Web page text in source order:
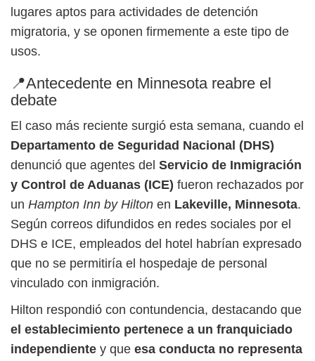
lugares aptos para actividades de detención
migratoria, y se oponen firmemente a este tipo de
usos.
📍Antecedente en Minnesota reabre el
debate
El caso más reciente surgió esta semana, cuando el
Departamento de Seguridad Nacional (DHS)
denunció que agentes del Servicio de Inmigración
y Control de Aduanas (ICE) fueron rechazados por
un Hampton Inn by Hilton en Lakeville, Minnesota.
Según correos difundidos en redes sociales por el
DHS e ICE, empleados del hotel habrían expresado
que no se permitiría el hospedaje de personal
vinculado con inmigración.
Hilton respondió con contundencia, destacando que
el establecimiento pertenece a un franquiciado
independiente y que esa conducta no representa